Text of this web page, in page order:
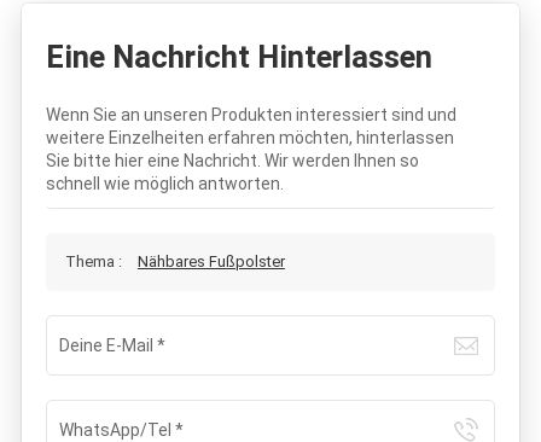
Eine Nachricht Hinterlassen
Wenn Sie an unseren Produkten interessiert sind und
weitere Einzelheiten erfahren möchten, hinterlassen
Sie bitte hier eine Nachricht. Wir werden Ihnen so
schnell wie möglich antworten.
Thema : Nähbares Fußpolster